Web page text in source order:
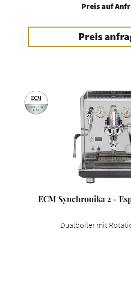
Preis auf
Preis
ECM Synchronika 2 -
Dualboiler mit